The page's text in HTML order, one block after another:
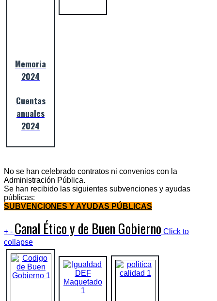
Memoria
2024
Cuentas
anuales
2024
No se han celebrado contratos ni convenios con la
Administración Pública.
Se han recibido las siguientes subvenciones y ayudas
públicas:
SUBVENCIONES Y AYUDAS PÚBLICAS
+ - Canal Ético y de Buen Gobierno Click to
collapse